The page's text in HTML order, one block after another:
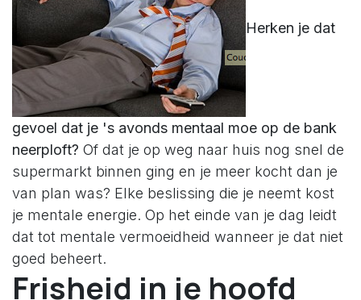
Herken je dat
gevoel dat je 's avonds mentaal moe op de bank
neerploft? Of dat je op weg naar huis nog snel de
supermarkt binnen ging en je meer kocht dan je
van plan was? Elke beslissing die je neemt kost
je mentale energie. Op het einde van je dag leidt
dat tot mentale vermoeidheid wanneer je dat niet
goed beheert.
Frisheid in je hoofd